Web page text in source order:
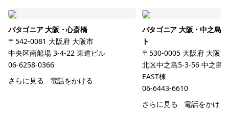
パタゴニア 大阪・心斎橋
〒542-0081 大阪府 大阪市
中央区南船場 3-4-22 東道ビル
06-6258-0366
さらに見る
電話をかける
パタゴニア 大阪・中之島
ト
〒530-0005 大阪府 大阪市
北区中之島5-3-56 中之島
EAST棟
06-6443-6610
さらに見る
電話をかける